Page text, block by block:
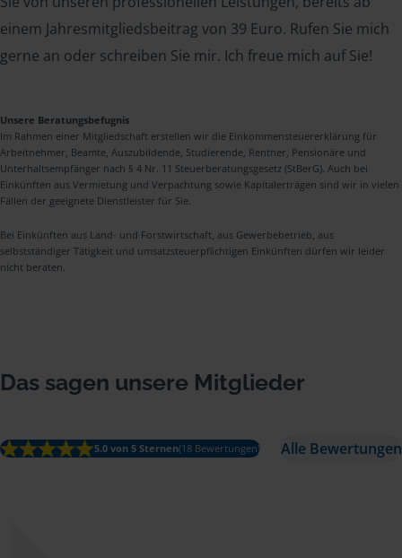
einem Jahresmitgliedsbeitrag von 39 Euro. Rufen Sie mich
gerne an oder schreiben Sie mir. Ich freue mich auf Sie!
Unsere Beratungsbefugnis
Im Rahmen einer Mitgliedschaft erstellen wir die Einkommensteuererklärung für
Arbeitnehmer, Beamte, Auszubildende, Studierende, Rentner, Pensionäre und
Unterhaltsempfänger nach § 4 Nr. 11 Steuerberatungsgesetz (StBerG). Auch bei
Einkünften aus Vermietung und Verpachtung sowie Kapitalerträgen sind wir in vielen
Fällen der geeignete Dienstleister für Sie.
Bei Einkünften aus Land- und Forstwirtschaft, aus Gewerbebetrieb, aus
selbstständiger Tätigkeit und umsatzsteuerpflichtigen Einkünften dürfen wir leider
nicht beraten.
Das sagen unsere Mitglieder
5.0 von 5 Sternen(18 Bewertungen) Alle Bewertungen